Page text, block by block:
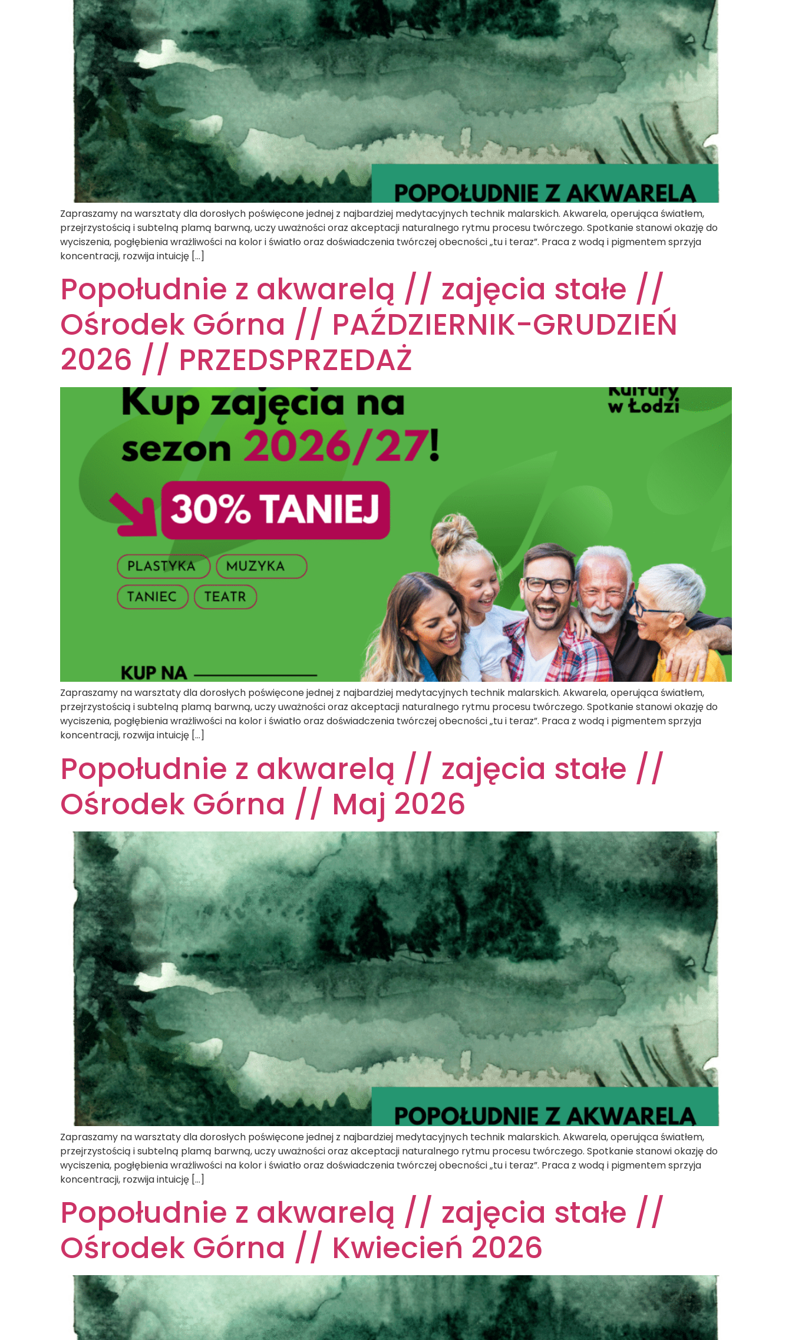
Zapraszamy na warsztaty dla dorosłych poświęcone jednej z najbardziej medytacyjnych technik malarskich. Akwarela, operująca światłem,
przejrzystością i subtelną plamą barwną, uczy uważności oraz akceptacji naturalnego rytmu procesu twórczego. Spotkanie stanowi okazję do
wyciszenia, pogłębienia wrażliwości na kolor i światło oraz doświadczenia twórczej obecności „tu i teraz”. Praca z wodą i pigmentem sprzyja
koncentracji, rozwija intuicję […]
Popołudnie z akwarelą // zajęcia stałe //
Ośrodek Górna // PAŹDZIERNIK-GRUDZIEŃ
2026 // PRZEDSPRZEDAŻ
Zapraszamy na warsztaty dla dorosłych poświęcone jednej z najbardziej medytacyjnych technik malarskich. Akwarela, operująca światłem,
przejrzystością i subtelną plamą barwną, uczy uważności oraz akceptacji naturalnego rytmu procesu twórczego. Spotkanie stanowi okazję do
wyciszenia, pogłębienia wrażliwości na kolor i światło oraz doświadczenia twórczej obecności „tu i teraz”. Praca z wodą i pigmentem sprzyja
koncentracji, rozwija intuicję […]
Popołudnie z akwarelą // zajęcia stałe //
Ośrodek Górna // Maj 2026
Zapraszamy na warsztaty dla dorosłych poświęcone jednej z najbardziej medytacyjnych technik malarskich. Akwarela, operująca światłem,
przejrzystością i subtelną plamą barwną, uczy uważności oraz akceptacji naturalnego rytmu procesu twórczego. Spotkanie stanowi okazję do
wyciszenia, pogłębienia wrażliwości na kolor i światło oraz doświadczenia twórczej obecności „tu i teraz”. Praca z wodą i pigmentem sprzyja
koncentracji, rozwija intuicję […]
Popołudnie z akwarelą // zajęcia stałe //
Ośrodek Górna // Kwiecień 2026